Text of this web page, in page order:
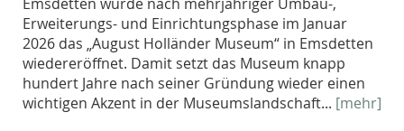
Erweiterungs- und Einrichtungsphase im Januar
2026 das „August Holländer Museum“ in Emsdetten
wiedereröffnet. Damit setzt das Museum knapp
hundert Jahre nach seiner Gründung wieder einen
wichtigen Akzent in der Museumslandschaft... [mehr]